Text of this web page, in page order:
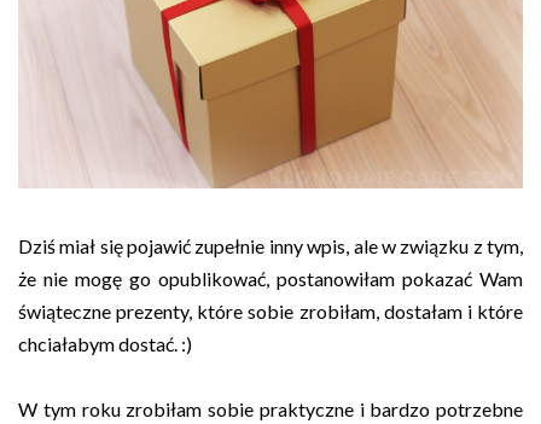
Dziś miał się pojawić zupełnie inny wpis, ale w związku z tym,
że nie mogę go opublikować, postanowiłam pokazać Wam
świąteczne prezenty, które sobie zrobiłam, dostałam i które
chciałabym dostać. :)
W tym roku zrobiłam sobie praktyczne i bardzo potrzebne